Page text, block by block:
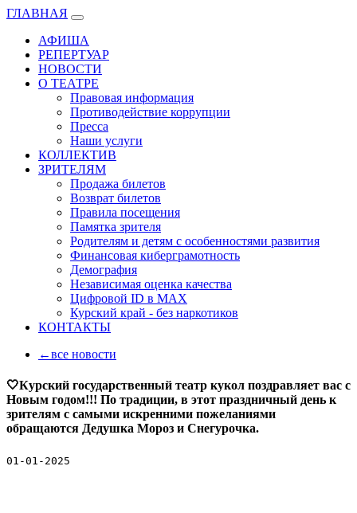
ГЛАВНАЯ
АФИША
РЕПЕРТУАР
НОВОСТИ
О ТЕАТРЕ
Правовая информация
Противодействие коррупции
Пресса
Наши услуги
КОЛЛЕКТИВ
ЗРИТЕЛЯМ
Продажа билетов
Возврат билетов
Правила посещения
Памятка зрителя
Родителям и детям с особенностями развития
Финансовая киберграмотность
Демография
Независимая оценка качества
Цифровой ID в MAX
Курский край - без наркотиков
КОНТАКТЫ
←все новости
🤍Курский государственный театр кукол поздравляет вас с
Новым годом!!! По традиции, в этот праздничный день к
зрителям с самыми искренними пожеланиями
обращаются Дедушка Мороз и Снегурочка.
01-01-2025